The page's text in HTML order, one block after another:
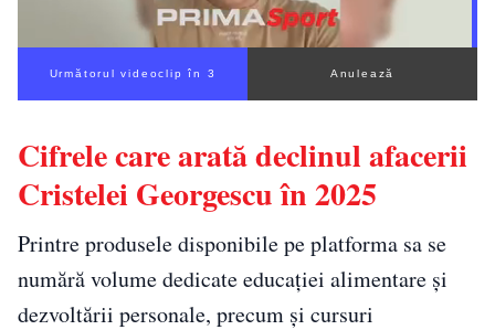
Următorul videoclip în 2 Anulează
Cifrele care arată declinul afacerii
Cristelei Georgescu în 2025
Printre produsele disponibile pe platforma sa se
numără volume dedicate educației alimentare și
dezvoltării personale, precum și cursuri